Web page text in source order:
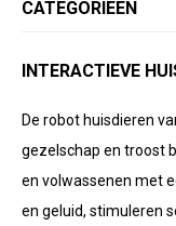
CATEGORIEËN
INTERACTIEVE
De robot huisdieren
gezelschap en troost
en volwassenen met
en geluid, stimuleren